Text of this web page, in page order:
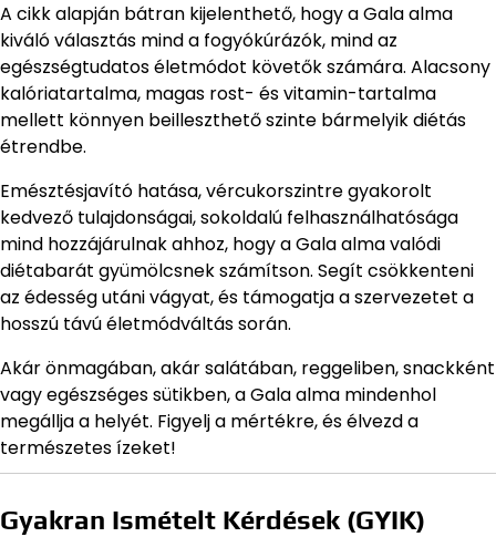
A cikk alapján bátran kijelenthető, hogy a Gala alma
kiváló választás mind a fogyókúrázók, mind az
egészségtudatos életmódot követők számára. Alacsony
kalóriatartalma, magas rost- és vitamin-tartalma
mellett könnyen beilleszthető szinte bármelyik diétás
étrendbe.
Emésztésjavító hatása, vércukorszintre gyakorolt
kedvező tulajdonságai, sokoldalú felhasználhatósága
mind hozzájárulnak ahhoz, hogy a Gala alma valódi
diétabarát gyümölcsnek számítson. Segít csökkenteni
az édesség utáni vágyat, és támogatja a szervezetet a
hosszú távú életmódváltás során.
Akár önmagában, akár salátában, reggeliben, snackként
vagy egészséges sütikben, a Gala alma mindenhol
megállja a helyét. Figyelj a mértékre, és élvezd a
természetes ízeket!
Gyakran Ismételt Kérdések (GYIK)